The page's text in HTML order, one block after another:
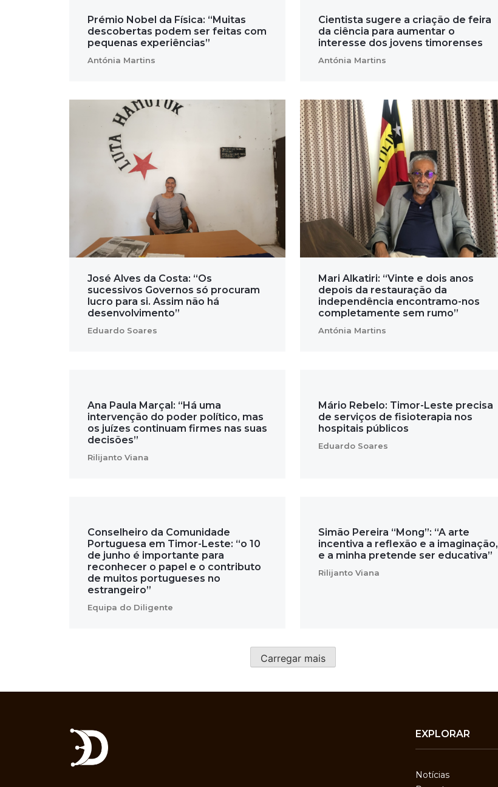
Prémio Nobel da Física: “Muitas
descobertas podem ser feitas com
pequenas experiências”
Antónia Martins
Cientista sugere a criação de feira
da ciência para aumentar o
interesse dos jovens timorenses
Antónia Martins
José Alves da Costa: “Os
sucessivos Governos só procuram
lucro para si. Assim não há
desenvolvimento”
Eduardo Soares
Mari Alkatiri: “Vinte e dois anos
depois da restauração da
independência encontramo-nos
completamente sem rumo”
Antónia Martins
Ana Paula Marçal: “Há uma
intervenção do poder político, mas
os juízes continuam firmes nas suas
decisões”
Rilijanto Viana
Mário Rebelo: Timor-Leste precisa
de serviços de fisioterapia nos
hospitais públicos
Eduardo Soares
Conselheiro da Comunidade
Portuguesa em Timor-Leste: “o 10
de junho é importante para
reconhecer o papel e o contributo
de muitos portugueses no
estrangeiro”
Equipa do Diligente
Simão Pereira “Mong”: “A arte
incentiva a reflexão e a imaginação,
e a minha pretende ser educativa”
Rilijanto Viana
Carregar mais
EXPLORAR
Notícias